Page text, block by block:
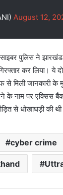
August 12,
पुलिस ने झारखंड
कर लिया। ये
से मिली जानकारी के
के नाम पर एक्सिस
से धोखाधड़ी की
cyber crime